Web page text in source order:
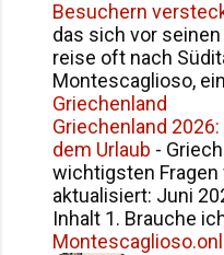
Besuchern
das sich vor
reise oft nach
Montescaglioso,
Griechenland
Griechenland
dem Urlaub -
wichtigsten
aktualisiert: Juni
Inhalt 1. Brauche